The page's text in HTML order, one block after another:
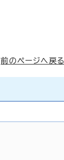
前のページへ戻る